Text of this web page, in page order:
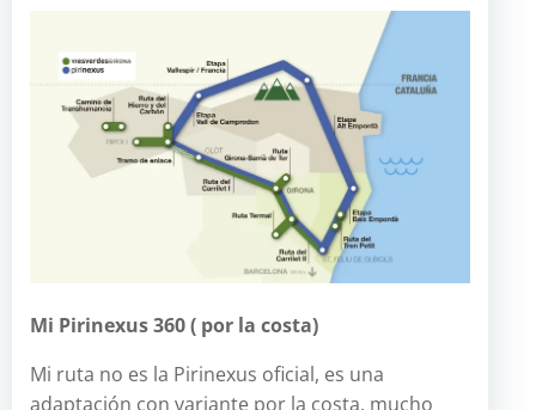
Mi Pirinexus 360 ( por la costa)
Mi ruta no es la Pirinexus oficial, es una
adaptación con variante por la costa, mucho